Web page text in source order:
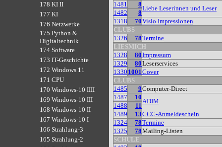
178 KI II
177 KI
176 Netzwerke
175 Python &
Digitaltechnik
174 Software
173 IT-Geschichte
172 Windows 11
171 CPU
170 Windows-10 IIII
169 Windows-10 III
168 Windows-10 II
167 Windows-10 I
166 Strahlung-3
165 Strahlung-2
1481
8
Liebe Leserinnen und Leser
1482
8
1318
70Visio Impressionen
CLUBS
1326
78Termine
LIESMICH
1328
80Impressum
1329
80Leserservices
1330 1001Cover
CLUBS
1485
9Computer-Direct
1487
10
ADIM
1488
11
1489
13CCC-Anmeldeschein
1324
78Termine
1325
78Mailing-Listen
SCHULE